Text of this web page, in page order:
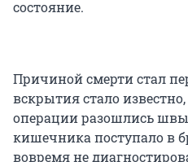
состояние.
Причиной смерти стал
вскрытия стало
операции разошлись
кишечника поступало в
вовремя не